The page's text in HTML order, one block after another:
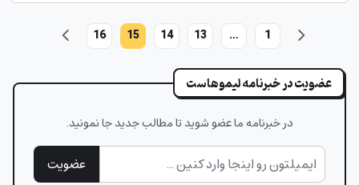
1
…
13
14
15
16
عضویت در خبرنامه لیموهاست
در خبرنامه ما عضو شوید تا مطالب جدید جا نمونید.
عضویت